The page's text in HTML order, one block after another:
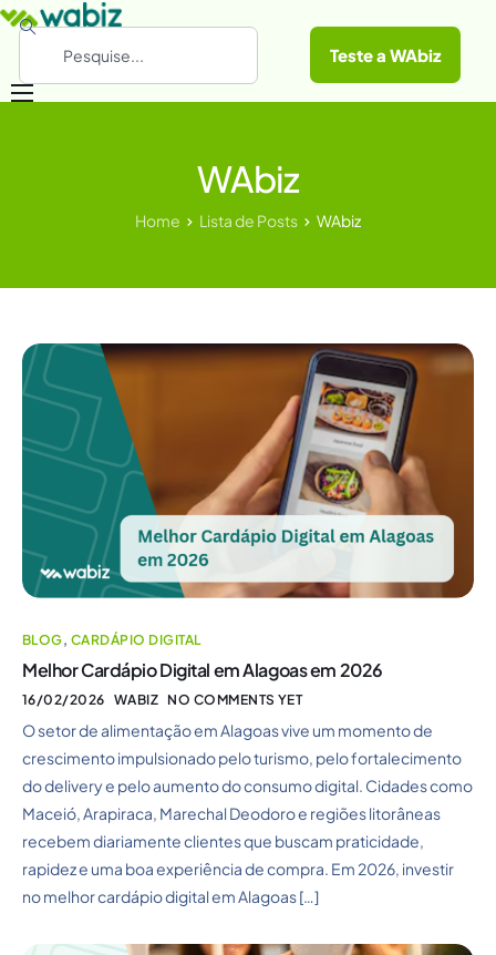
Materiais Gratuitos
Teste a WAbiz
WAbiz
Home Lista de Posts WAbiz
BLOG, CARDÁPIO DIGITAL
Melhor Cardápio Digital em Alagoas em 2026
16/02/2026 WABIZ NO COMMENTS YET
O setor de alimentação em Alagoas vive um momento de
crescimento impulsionado pelo turismo, pelo fortalecimento
do delivery e pelo aumento do consumo digital. Cidades como
Maceió, Arapiraca, Marechal Deodoro e regiões litorâneas
recebem diariamente clientes que buscam praticidade,
rapidez e uma boa experiência de compra. Em 2026, investir
no melhor cardápio digital em Alagoas […]